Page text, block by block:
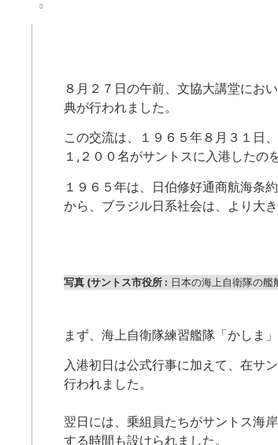
８月２７日の午前、文協大講堂にお
典が行われました。
この交流は、１９６５年８月３１日
１,２００名がサントスに入港したの
１９６５年は、日伯修好通商航海条
から、ブラジル日系社会は、より大
写真 (サントス市役所 : 日本の海上自衛隊の
まず、海上自衛隊練習艦隊「かしま
入港初日は公式行事に加えて、在サ
行われました。
翌日には、乗組員たちがサントス海
する時間も設けられました。